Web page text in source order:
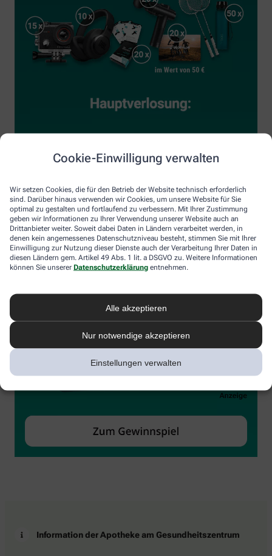
Cookie-Einwilligung verwalten
Wir setzen Cookies, die für den Betrieb der Website technisch erforderlich
sind. Darüber hinaus verwenden wir Cookies, um unsere Website für Sie
optimal zu gestalten und fortlaufend zu verbessern. Mit Ihrer Zustimmung
geben wir Informationen zu Ihrer Verwendung unserer Website auch an
Drittanbieter weiter. Soweit dabei Daten in Ländern verarbeitet werden, in
denen kein angemessenes Datenschutzniveau besteht, stimmen Sie mit Ihrer
Einwilligung zur Nutzung dieser Dienste auch der Verarbeitung Ihrer Daten in
diesen Ländern gem. Artikel 49 Abs. 1 lit. a DSGVO zu. Weitere Informationen
können Sie unserer Datenschutzerklärung entnehmen.
Alle akzeptieren
Nur notwendige akzeptieren
Einstellungen verwalten
Information der Apotheke am Gesundheitszentrum